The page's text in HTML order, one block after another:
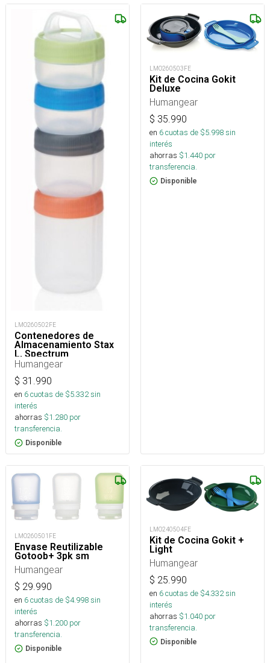
LMO260502FE
Contenedores de
Almacenamiento Stax
L, Spectrum
Humangear
$ 31.990
en 6cuotas de $5.332sin
interés
ahorras $1.280 por
transferencia.
Disponible
LMO260503FE
Kit de Cocina Gokit
Deluxe
Humangear
$ 35.990
en 6cuotas de $5.998sin
interés
ahorras $1.440 por
transferencia.
Disponible
LMO260501FE
Envase Reutilizable
Gotoob+ 3pk sm
Humangear
$ 29.990
en 6cuotas de $4.998sin
interés
ahorras $1.200 por
transferencia.
Disponible
LMO240504FE
Kit de Cocina Gokit +
Light
Humangear
$ 25.990
en 6cuotas de $4.332sin
interés
ahorras $1.040 por
transferencia.
Disponible